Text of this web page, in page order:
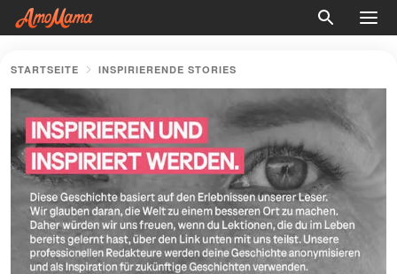
STARTSEITE INSPIRIERENDE STORIES